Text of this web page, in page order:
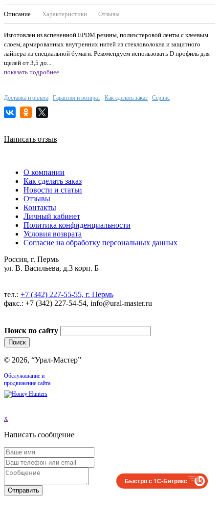
Описание Характеристики Отзывы
Изготовлен из вспененной EPDM резины, полиэстеровой ленты с клеевым
слоем, армированных внутренних нитей из стекловолокна и защитного
лайнера из специальной бумаги. Рекомендуем использовать D профиль для
щелей от 3,5 до...
показать подробнее
Доставка и оплата Гарантия и возврат Как сделать заказ Сервис
Написать отзыв
О компании
Как сделать заказ
Новости и статьи
Отзывы
Контакты
Личный кабинет
Политика конфиденциальности
Условия возврата
Согласие на обработку персональных данных
Россия, г. Пермь
ул. В. Васильева, д.3 корп. Б
тел.: +7 (342) 227-55-55, г. Пермь
факс.: +7 (342) 227-54-54, info@ural-master.ru
Поиск по сайту
© 2026, “Урал-Мастер”
Обслуживание и
продвижение сайта
x
Написать сообщение
Отправить
Быстро с 1С-Битрикс